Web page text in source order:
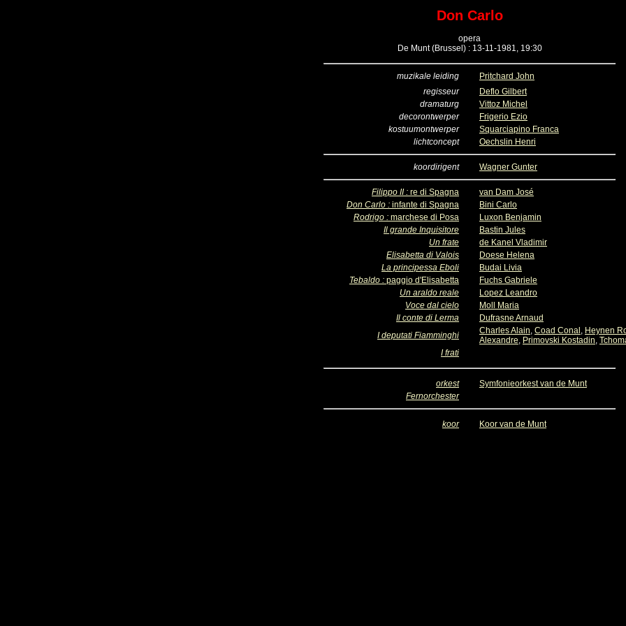
Don Carlo
opera
De Munt (Brussel) : 13-11-1981, 19:30
muzikale leiding
Pritchard John
regisseur
Deflo Gilbert
dramaturg
Vittoz Michel
decorontwerper
Frigerio Ezio
kostuumontwerper
Squarciapino Franca
lichtconcept
Oechslin Henri
koordirigent Wagner Gunter
Filippo II : re di Spagna
van Dam José
Don Carlo : infante di Spagna
Bini Carlo
Rodrigo : marchese di Posa
Luxon Benjamin
Il grande Inquisitore
Bastin Jules
Un frate
de Kanel Vladimir
Elisabetta di Valois
Doese Helena
La principessa Eboli
Budai Livia
Tebaldo : paggio d'Elisabetta
Fuchs Gabriele
Un araldo reale
Lopez Leandro
Voce dal cielo
Moll Maria
Il conte di Lerma
Dufrasne Arnaud
I deputati Fiamminghi
Charles Alain, Coad Conal , Heynen
Alexandre, Primovski Kostadin,
I frati
orkest
Symfonieorkest van de Munt
Fernorchester
koor Koor van de Munt